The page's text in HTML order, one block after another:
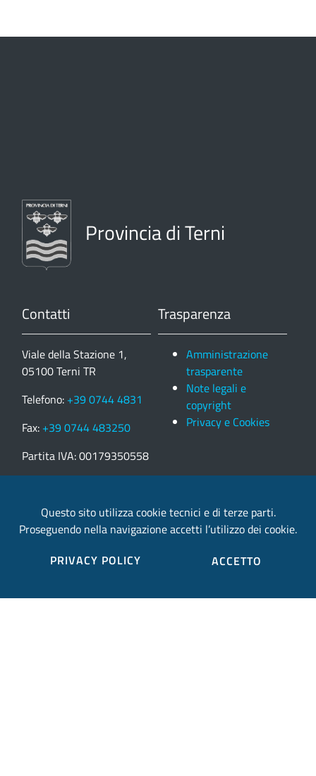
Provincia di Terni
Contatti
Viale della Stazione 1,
05100 Terni TR
Telefono: +39 0744 4831
Fax: +39 0744 483250
Partita IVA: 00179350558
provincia.terni@postacert.umbria.it
Trasparenza
Amministrazione
trasparente
Note legali e
copyright
Privacy e Cookies
Credits
Sito web realizzato in collaborazione conGruppo
Questo sito utilizza cookie tecnici e di terze parti.
Proseguendo nella navigazione accetti l’utilizzo dei cookie.
PRIVACY POLICY
ACCETTO